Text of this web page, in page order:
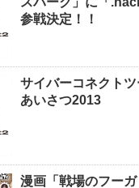
参戦決定！！
サイバーコネクト
あいさつ2013
漫画「戦場のフー